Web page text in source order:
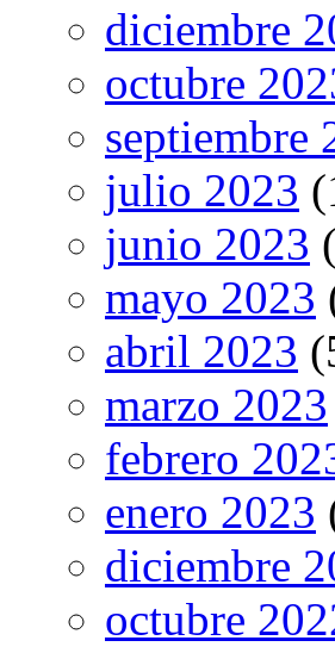
diciembre
octubre
septiembre
julio 2023
junio 2023
mayo 2023
abril 2023
marzo 2023
febrero
enero 2023
diciembre
octubre